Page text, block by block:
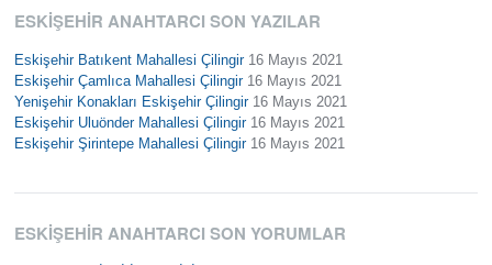
ESKIŞEHIR ANAHTARCI SON YAZILAR
Eskişehir Batıkent Mahallesi Çilingir 16 Mayıs 2021
Eskişehir Çamlıca Mahallesi Çilingir 16 Mayıs 2021
Yenişehir Konakları Eskişehir Çilingir 16 Mayıs 2021
Eskişehir Uluönder Mahallesi Çilingir 16 Mayıs 2021
Eskişehir Şirintepe Mahallesi Çilingir 16 Mayıs 2021
ESKIŞEHIR ANAHTARCI SON YORUMLAR